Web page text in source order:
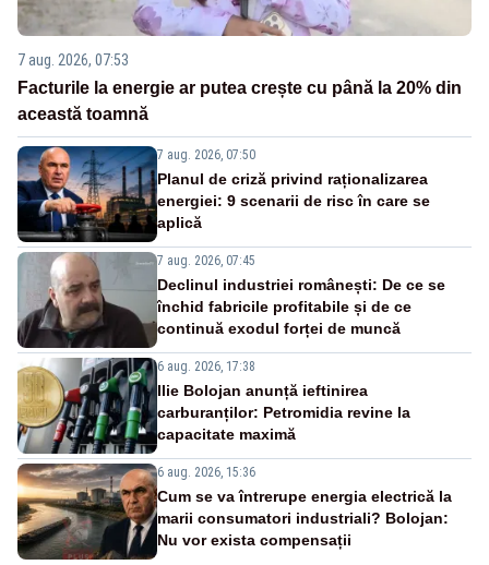
7 aug. 2026, 07:53
Facturile la energie ar putea crește cu până la 20% din
această toamnă
7 aug. 2026, 07:50
Planul de criză privind raționalizarea
energiei: 9 scenarii de risc în care se
aplică
7 aug. 2026, 07:45
Declinul industriei românești: De ce se
închid fabricile profitabile și de ce
continuă exodul forței de muncă
6 aug. 2026, 17:38
Ilie Bolojan anunță ieftinirea
carburanților: Petromidia revine la
capacitate maximă
6 aug. 2026, 15:36
Cum se va întrerupe energia electrică la
marii consumatori industriali? Bolojan:
Nu vor exista compensații